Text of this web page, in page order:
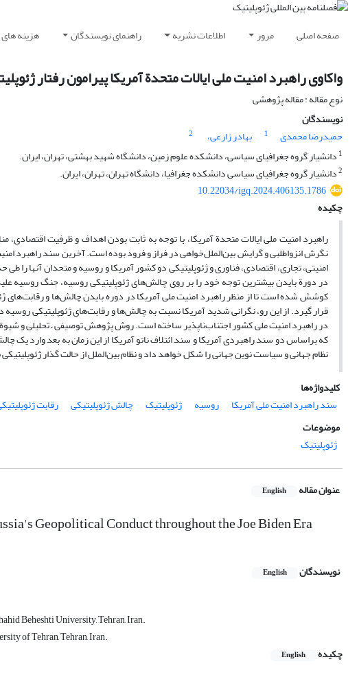
صفحه اصلی مرور اطلاعات نشریه راهنمای نویسندگان هزینه
واکاوی راهبرد امنیت ملی ایالات متحدة آمریکا پیرامون رفتار ژئوپلیتیکی
نوع مقاله : مقاله پژوهشی
نویسندگان
حمیدرضا محمدی
1 بهادر زارعی،
2
1 دانشیار گروه جغرافیای سیاسی، دانشکده علوم زمین، دانشگاه شهید بهشتی، تهران، ایران.
2دانشیار گروه جغرافیای سیاسی دانشکده جغرافیا، دانشگاه تهران، تهران، ایران.
10.22034/igq.2024.406135.1786
چکیده
راهبرد امنیت ملی ایالات متحدة آمریکا، با توجه به ثابت بودن اهداف و ظرفیت
امنیتی، تجاری، اقتصادی، فناوری و ژئوپلیتیکی دو کشور آمریکا و روسیه و متحدان آنها
در دورة بایدن بیشترین توجه خود را بر روی چالش‌های ژئوپلیتیکی روسیه، جنگ روسیه
کوشش شده است تا از منظر راهبرد امنیت ملی آمریکا در دوره بایدن چالش‌ها و رقابت‌های
قرار گیرد. از این رو، نگرانی شدید آمریکا نسبت به چالش‌ها و رقابت‌های ژئوپلیتیکی
در راهبرد امنیت ملی کشور اجتناب‌ناپذیر ساخته است. روش پژوهش توصیفی – تحلیلی و
که براساس دو سند راهبردی آمریکا و سند ائتلاف ناتو آمریکا از این زمان به بعد وارد
نظام جهانی و سیاست نوین جهانی را شکل خواهد داد و نظام بین‌الملل از حالت گذار
کلیدواژه‌ها
سند راهبرد امنیت ملی آمریکا
روسیه ژئوپلیتیک چالش ژئوپلیتیکی
رقابت
موضوعات
ژئوپلیتیک
عنوان مقاله English
Geopolitical Conduct throughout the Joe Biden Era
نویسندگان English
Beheshti University, Tehran, Iran.
of Tehran, Tehran, Iran.
چکیده
English